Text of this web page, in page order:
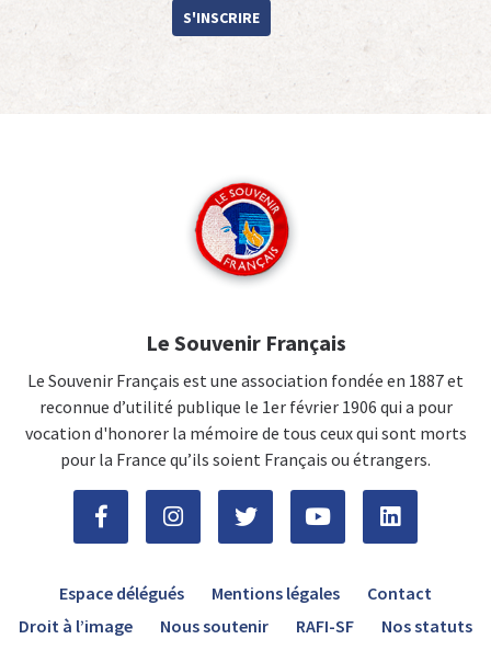
S'INSCRIRE
Le Souvenir Français
Le Souvenir Français est une association fondée en 1887 et
reconnue d’utilité publique le 1er février 1906 qui a pour
vocation d'honorer la mémoire de tous ceux qui sont morts
pour la France qu’ils soient Français ou étrangers.
Espace délégués Mentions légales
Contact
Droit à l’image
Nous soutenir RAFI-SF Nos statuts